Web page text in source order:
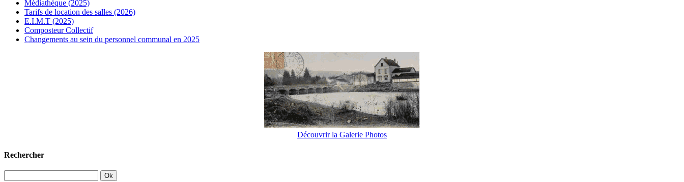
Médiathèque (2025)
Tarifs de location des salles (2026)
E.I.M.T (2025)
Composteur Collectif
Changements au sein du personnel communal en 2025
Découvrir la Galerie Photos
Rechercher